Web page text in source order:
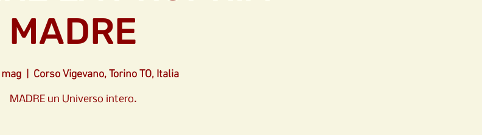
MADRE
Corso Vigevano, Torino TO, Italia
MADRE un Universo intero.